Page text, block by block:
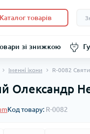
Каталог товарів
зі знижкою
Іменні ікони R-0082
Олександр
Код товару: R-0082